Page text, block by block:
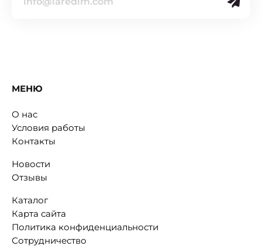
МЕНЮ
О нас
Условия работы
Контакты
Новости
Отзывы
Каталог
Карта сайта
Политика конфиденциальности
Сотрудничество